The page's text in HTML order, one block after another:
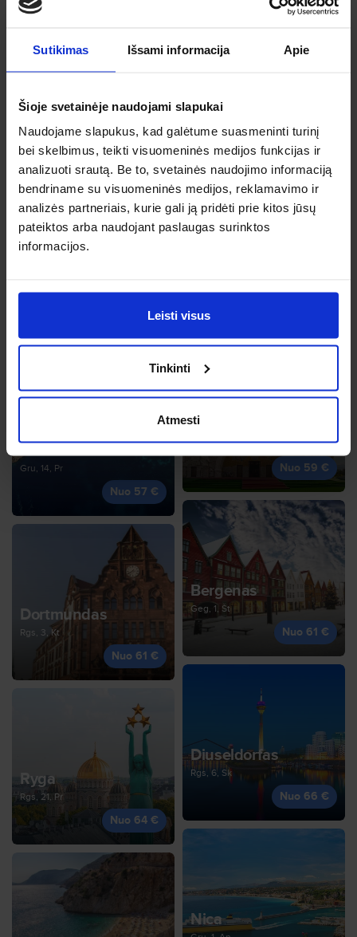
Sutikimas Išsami informacija Apie
Šioje svetainėje naudojami slapukai
Naudojame slapukus, kad galėtume suasmeninti turinį
bei skelbimus, teikti visuomeninės medijos funkcijas ir
analizuoti srautą. Be to, svetainės naudojimo informaciją
bendriname su visuomeninės medijos, reklamavimo ir
analizės partneriais, kurie gali ją pridėti prie kitos jūsų
pateiktos arba naudojant paslaugas surinktos
informacijos.
Leisti visus
Tinkinti
Atmesti
Tirana
Spa, 22, Kt
Nuo 54 €
Atėnai
Spa, 21, Tr
Nuo 54 €
Malta
Gru, 14, Pr
Nuo 57 €
Podgorica
Spa, 22, Kt
Nuo 59 €
Dortmundas
Rgs, 3, Kt
Nuo 61 €
Bergenas
Geg, 1, Št
Nuo 61 €
Ryga
Rgs, 21, Pr
Nuo 64 €
Diuseldorfas
Rgs, 6, Sk
Nuo 66 €
Nica